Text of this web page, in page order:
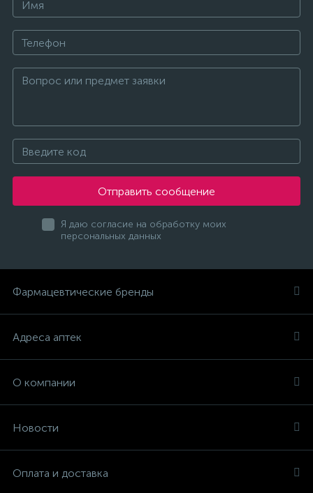
Отправить сообщение
Я даю согласие на обработку моих
персональных данных
Фармацевтические бренды
Адреса аптек
О компании
Новости
Оплата и доставка